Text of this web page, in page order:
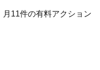
月 11件の有料アクション